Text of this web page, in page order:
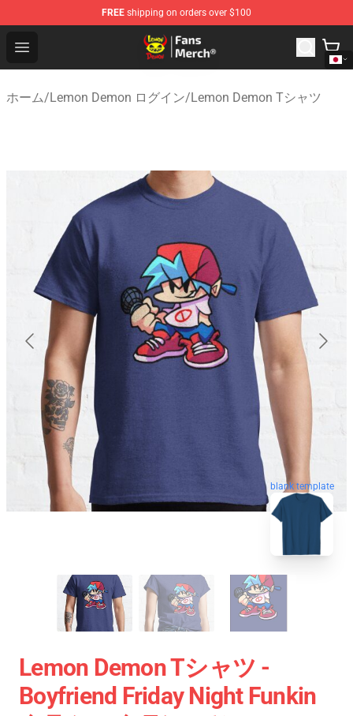
FREE shipping on orders over $100
Open menu
Lemon Demon Store - Official Lemon Demon
ホーム/Lemon Demon ログイン/Lemon Demon Tシャツ
blank template
Lemon Demon Tシャツ -
Boyfriend Friday Night Funkin